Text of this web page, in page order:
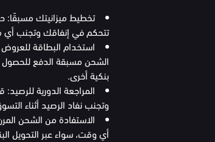
تخطيط ميزانيتك مسبقًا:
تتحكم في إنفاقك وتجنب أي
استخدام البطاقة
الشحن مسبقة الدفع للحصول
بنكية أخرى.
المراجعة الدورية
وتجنب نفاد الرصيد أثناء
الاستفادة من الشحن
أي وقت، سواء عبر التحويل